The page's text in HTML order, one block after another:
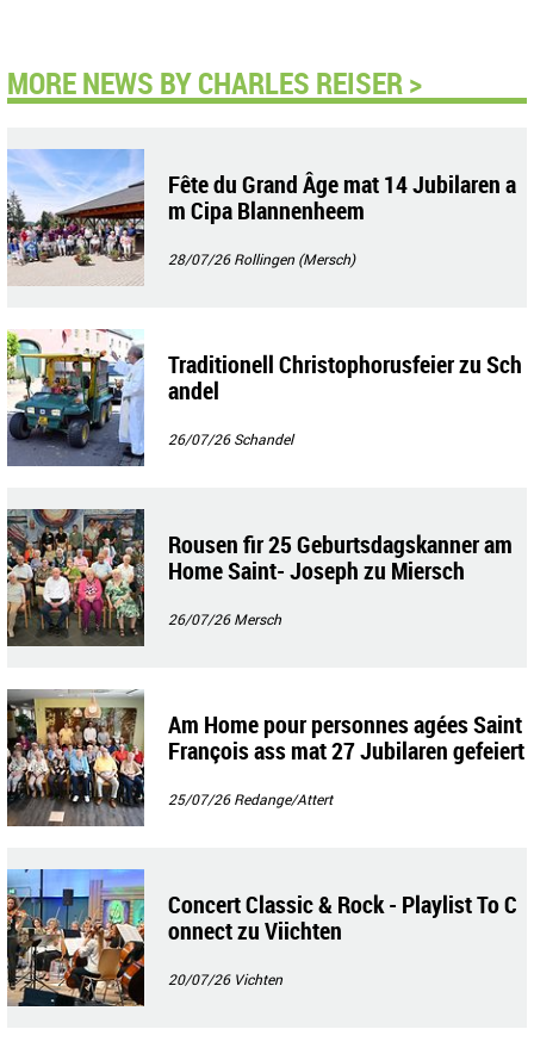
MORE NEWS BY CHARLES REISER >
Fête du Grand Âge mat 14 Jubilaren a
m Cipa Blannenheem
28/07/26Rollingen (Mersch)
Traditionell Christophorusfeier zu Sch
andel
26/07/26Schandel
Rousen fir 25 Geburtsdagskanner am
Home Saint- Joseph zu Miersch
26/07/26Mersch
Am Home pour personnes agées Saint
François ass mat 27 Jubilaren gefeiert
25/07/26Redange/Attert
Concert Classic & Rock - Playlist To C
onnect zu Viichten
20/07/26 Vichten